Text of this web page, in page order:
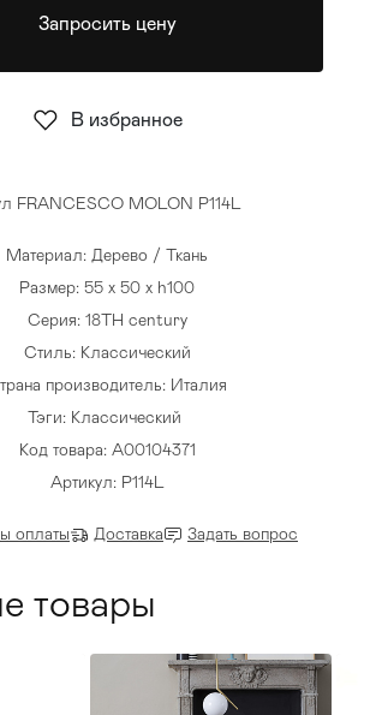
FRANCESCO MOLON P114L
Материал: Дерево / Ткань
Размер: 55 x 50 x h100
Серия: 18TH century
Стиль: Классический
производитель: Италия
Тэги: Классический
Код товара: A00104371
Артикул: P114L
оплаты Доставка Задать вопрос
Запросить цену
В избранное
товары